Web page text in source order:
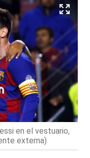
en el vestuario,
externa)